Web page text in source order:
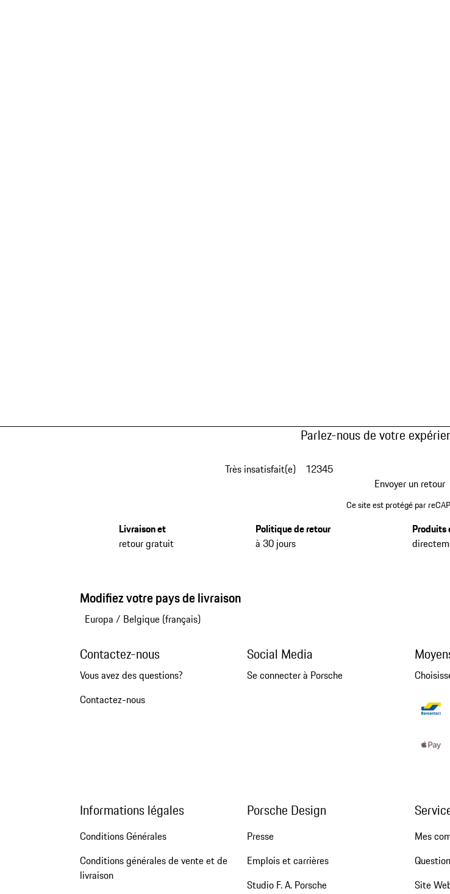
Parlez-nous de votre
Très insatisfait(e) 12345
Envoyer un retour
Ce site est protégé par
Livraison et
retour gratuit
Politique de retour
à 30 jours
Produits
Modifiez votre pays de livraison
Europa / Belgique (français)
Contactez-nous
Vous avez des questions?
Contactez-nous
Social Media
Se connecter à Porsche
Informations légales
Conditions Générales
Conditions générales de vente et de
livraison
Porsche Design
Presse
Emplois et carrières
Studio F. A. Porsche
Mes
Site